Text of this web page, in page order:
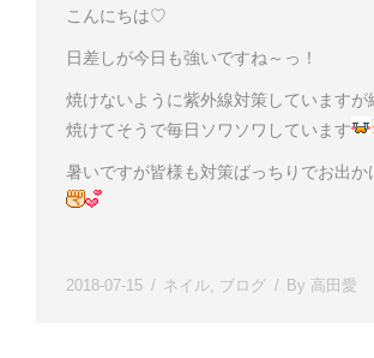
こんにちは♡
日差しが今日も強いですね～っ！
焼けないように紫外線対策していますが
焼けてそうで毎日ソワソワしています
暑いですが皆様も対策ばっちりでお出か
2018-07-15 ネイル, ブログ By 高田愛